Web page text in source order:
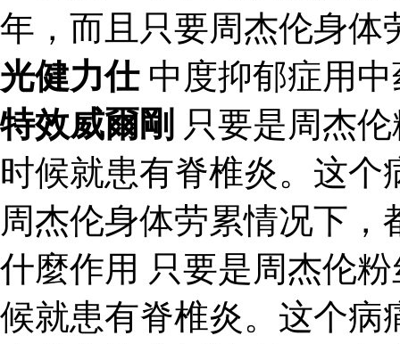
年，而且只要周杰伦身体
光健力仕中度抑郁症用
特效威爾剛 只要是周杰
时候就患有脊椎炎。这
周杰伦身体劳累情况下
什麼作用 只要是周杰伦
候就患有脊椎炎。这个病